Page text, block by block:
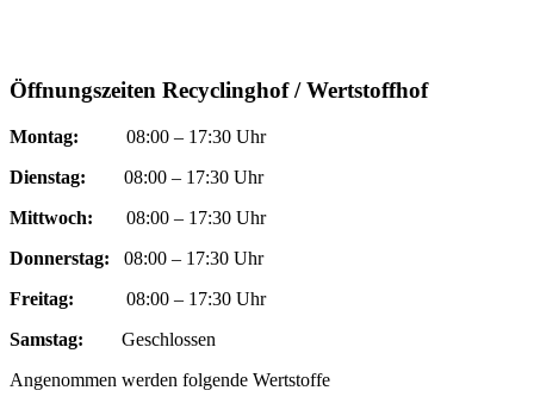
Öffnungszeiten Recyclinghof / Wertstoffhof
Montag: 08:00 – 17:30 Uhr
Dienstag: 08:00 – 17:30 Uhr
Mittwoch: 08:00 – 17:30 Uhr
Donnerstag: 08:00 – 17:30 Uhr
Freitag: 08:00 – 17:30 Uhr
Samstag:
Geschlossen
Angenommen werden folgende Wertstoffe